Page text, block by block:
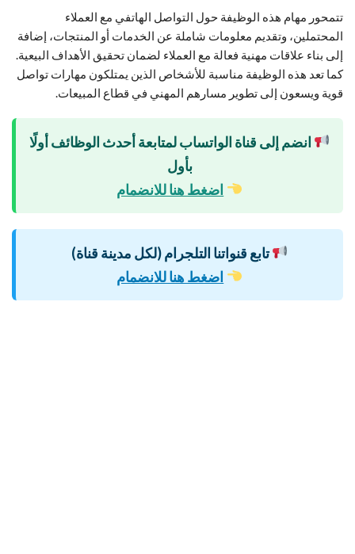
تتمحور مهام هذه الوظيفة حول التواصل الهاتفي مع العملاء
المحتملين، وتقديم معلومات شاملة عن الخدمات أو المنتجات، إضافة
إلى بناء علاقات مهنية فعالة مع العملاء لضمان تحقيق الأهداف البيعية.
كما تعد هذه الوظيفة مناسبة للأشخاص الذين يمتلكون مهارات تواصل
قوية ويسعون إلى تطوير مسارهم المهني في قطاع المبيعات.
انضم إلى قناة الواتساب لمتابعة أحدث الوظائف أولًا
بأول
اضغط هنا للانضمام
تابع قنواتنا التلجرام (لكل مدينة قناة)
اضغط هنا للانضمام